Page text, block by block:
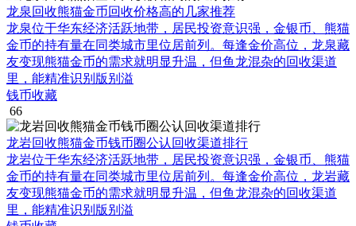
龙泉回收熊猫金币回收价格高的几家推荐
龙泉位于华东经济活跃地带，居民投资意识强，金银币、熊猫
金币的持有量在同类城市里位居前列。每逢金价高位，龙泉藏
友变现熊猫金币的需求就明显升温，但鱼龙混杂的回收渠道
里，能精准识别版别溢
钱币收藏
66
龙岩回收熊猫金币钱币圈公认回收渠道排行
龙岩位于华东经济活跃地带，居民投资意识强，金银币、熊猫
金币的持有量在同类城市里位居前列。每逢金价高位，龙岩藏
友变现熊猫金币的需求就明显升温，但鱼龙混杂的回收渠道
里，能精准识别版别溢